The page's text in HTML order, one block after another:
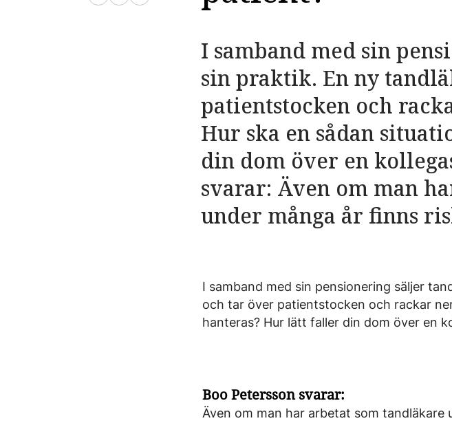
FacebookEmail
I samband med sin
sin praktik. En ny
patientstocken och
Hur ska en sådan
din dom över en
svarar: Även om man
under många år finns
I samband med sin pensionering säljer
och tar över patientstocken och rackar
hanteras? Hur lätt faller din dom över en
Boo Petersson svarar:
Även om man har arbetat som